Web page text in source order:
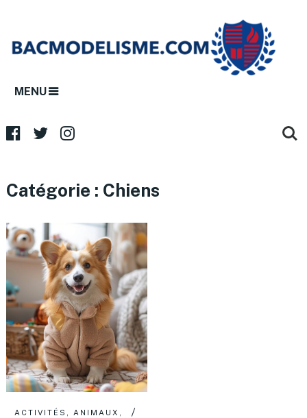
MENU
Catégorie : Chiens
ACTIVITÉS ,ANIMAUX ,